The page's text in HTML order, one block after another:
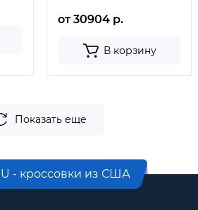
от 30904 р.
В корзину
Показать еще
- кроссовки из США